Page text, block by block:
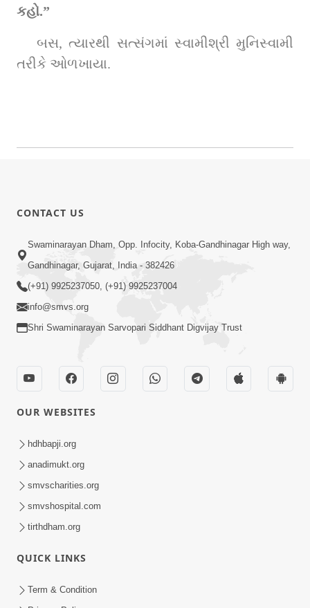
કહો.”
બસ, ત્યારથી સત્સંગમાં સ્વામીશ્રી મુનિસ્વામી
તરીકે ઓળખાયા.
CONTACT US
Swaminarayan Dham, Opp. Infocity, Koba-Gandhinagar High way,
Gandhinagar, Gujarat, India - 382426
(+91) 9925237050, (+91) 9925237004
info@smvs.org
Shri Swaminarayan Sarvopari Siddhant Digvijay Trust
OUR WEBSITES
hdhbapji.org
anadimukt.org
smvscharities.org
smvshospital.com
tirthdham.org
QUICK LINKS
Term & Condition